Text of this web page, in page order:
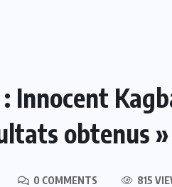
Innocent
obtenus »
0 COMMENTS 815